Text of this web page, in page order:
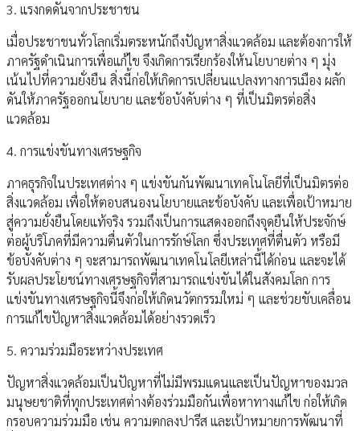
3. แรงกดดันจากประชาชน
เมื่อประชาชนทั่วโลกเริ่มตระหนักถึงปัญหาสิ่งแวดล้อม และต้องการให้
ภาครัฐดำเนินการเพื่อแก้ไข จึงเกิดการเรียกร้องให้นโยบายต่าง ๆ มุ่ง
เน้นไปที่ความยั่งยืน สิ่งนี้ก่อให้เกิดการเปลี่ยนแปลงทางการเมือง ผลัก
ดันให้ภาครัฐออกนโยบาย และข้อบังคับต่าง ๆ ที่เป็นมิตรต่อสิ่ง
แวดล้อม
4. การแข่งขันทางเศรษฐกิจ
ภาคธุรกิจในประเทศต่าง ๆ แข่งขันกันพัฒนาเทคโนโลยีที่เป็นมิตรต่อ
สิ่งแวดล้อม เพื่อให้ตอบสนองนโยบายและข้อบังคับ และเพื่อเป้าหมาย
สู่ความยั่งยืนโดยแท้จริง รวมถึงเป็นการแสดงออกถึงจุดยืนให้ประจักษ์
ต่อผู้บริโภคที่มีความตื่นตัวในการรักษ์โลก ซึ่งประเทศที่ตื่นตัว หรือมี
ข้อบังคับต่าง ๆ จะสามารถพัฒนาเทคโนโลยีเหล่านี้ได้ก่อน และจะได้
รับผลประโยชน์ทางเศรษฐกิจที่สามารถแข่งขันได้ในสังคมโลก การ
แข่งขันทางเศรษฐกิจนี้จึงก่อให้เกิดนวัตกรรมใหม่ ๆ และช่วยขับเคลื่อน
การแก้ไขปัญหาสิ่งแวดล้อมได้อย่างรวดเร็ว
5. ความร่วมมือระหว่างประเทศ
ปัญหาสิ่งแวดล้อมเป็นปัญหาที่ไม่มีพรมแดนและเป็นปัญหาของมวล
มนุษยชาติที่ทุกประเทศต่างต้องร่วมมือกันเพื่อหาทางแก้ไข ก่อให้เกิด
กรอบความร่วมมือ เช่น ความตกลงปารีส และเป้าหมายการพัฒนาที่